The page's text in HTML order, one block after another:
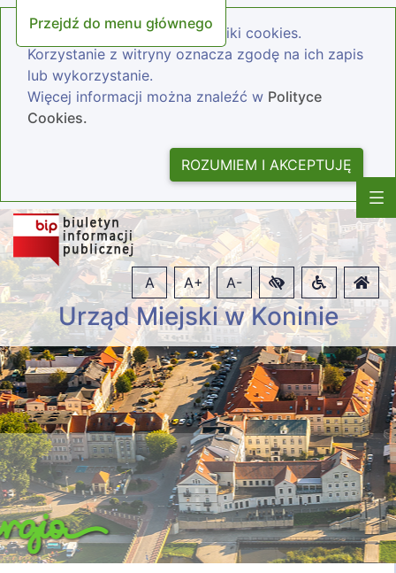
Przejdź do menu głównego
Nasza strona wykorzystuje pliki cookies.
Korzystanie z witryny oznacza zgodę na ich zapis
lub wykorzystanie.
Więcej informacji można znaleźć w Polityce
Cookies.
ROZUMIEM I AKCEPTUJĘ
Urząd Miejski w Koninie
A A+ A-